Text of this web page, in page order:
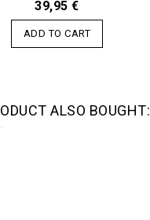
39,95 €
ADD TO CART
ALSO BOUGHT: